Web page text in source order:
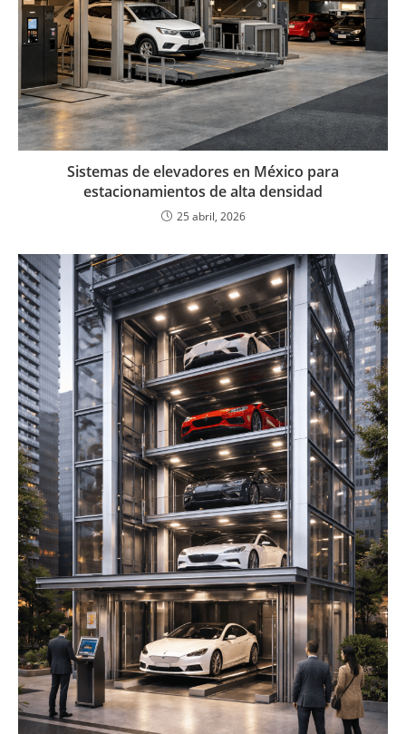
Sistemas de elevadores en México para
estacionamientos de alta densidad
25 abril, 2026